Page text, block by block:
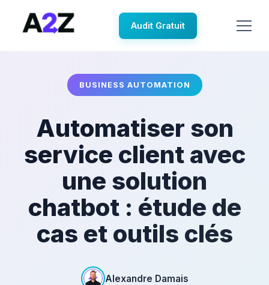
Audit Gratuit
BUSINESS AUTOMATION
Automatiser son
service client avec
une solution
chatbot : étude de
cas et outils clés
Alexandre Damais